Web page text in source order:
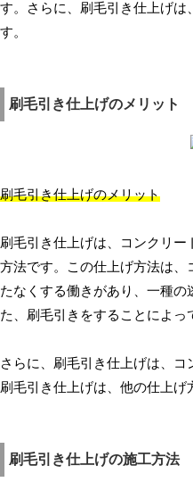
す。さらに、刷毛引き仕上げは
す。
刷毛引き仕上げのメリット
刷毛引き仕上げのメリット
刷毛引き仕上げは、コンクリ
方法です。この仕上げ方法は
たなくする働きがあり、一種
た、刷毛引きをすることによっ
さらに、刷毛引き仕上げは、
刷毛引き仕上げは、他の仕上げ
刷毛引き仕上げの施工方法